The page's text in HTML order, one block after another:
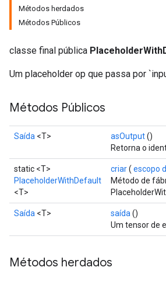
Métodos herdados
Métodos Públicos
classe final pública
Um placeholder op que passa por
Métodos Públicos
Saída <T> asOutput()
Retorna o
static <T>
PlaceholderWithDefault
<T>
criar( escopo
Método de
Saída <T> saída ()
Um tensor de
Métodos herdados